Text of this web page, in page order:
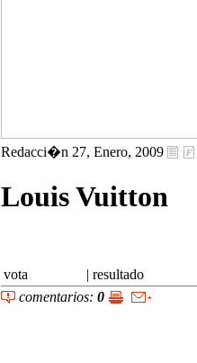
Redacci�n 27, Enero, 2009
Louis Vuitton
vota | resultado
comentarios: 0